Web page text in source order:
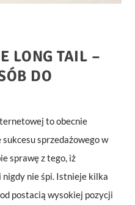
LONG TAIL –
DO
to obecnie
sprzedażowego w
sprawę z tego, iż
nie śpi. Istnieje kilka
postacią wysokiej pozycji